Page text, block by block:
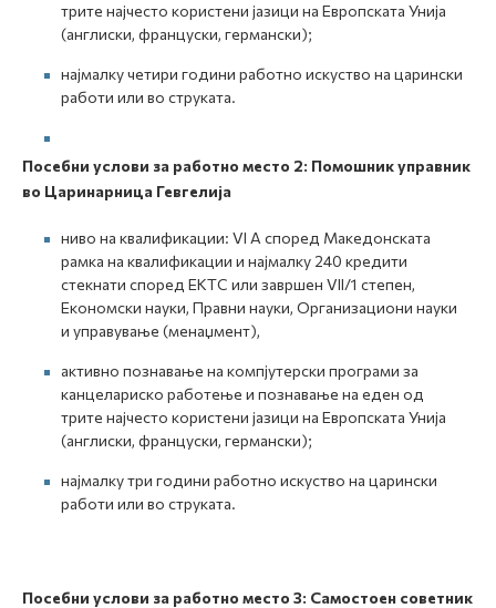
трите најчесто користени јазици на Европската Унија
(англиски, француски, германски);
најмалку четири години работно искуство на царински
работи или во струката.
Посебни услови за работно место 2: Помошник управник
во Царинарница Гевгелија
ниво на квалификации: VI A според Македонската
рамка на квалификации и најмалку 240 кредити
стекнати според ЕКТС или завршен VII/1 степен,
Економски науки, Правни науки, Организациони науки
и управување (менаџмент),
активно познавање на компјутерски програми за
канцелариско работење и познавање на еден од
трите најчесто користени јазици на Европската Унија
(англиски, француски, германски);
најмалку три години работно искуство на царински
работи или во струката.
Посебни услови за работно место 3: Самостоен советник